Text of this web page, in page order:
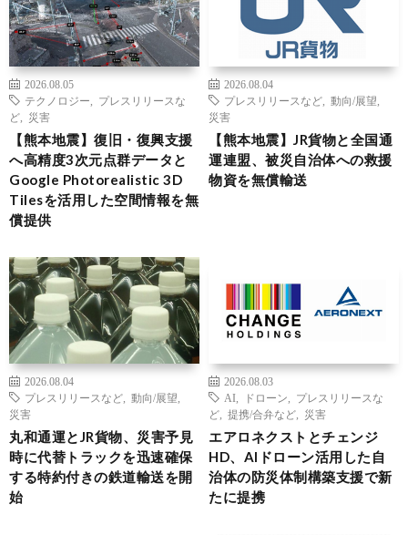
2026.08.05
テクノロジー
プレスリリースな
ど
災害
【熊本地震】復旧・復興支援
へ高精度3次元点群データと
Google Photorealistic 3D
Tilesを活用した空間情報を無
償提供
2026.08.04
プレスリリースなど
動向/展望
災害
【熊本地震】JR貨物と全国通
運連盟、被災自治体への救援
物資を無償輸送
2026.08.04
プレスリリースなど
動向/展望
災害
丸和通運とJR貨物、災害予見
時に代替トラックを迅速確保
する特約付きの鉄道輸送を開
始
2026.08.03
AI
ドローン
プレスリリースな
ど
提携/合弁など 災害
エアロネクストとチェンジ
HD、AIドローン活用した自
治体の防災体制構築支援で新
たに提携